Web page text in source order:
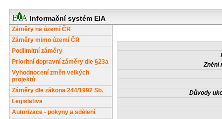
Informační systém EIA
Záměry na území ČR
Záměry mimo území ČR
Podlimitní záměry
Prioritní dopravní záměry dle §23a
Vyhodnocení změn velkých
projektů
Záměry dle zákona 244/1992 Sb.
Legislativa
Autorizace - pokyny a sdělení
Znění
Důvody